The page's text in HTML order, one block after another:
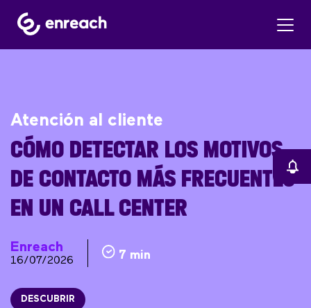
Atención al cliente
CÓMO DETECTAR LOS MOTIVOS
DE CONTACTO MÁS FRECUENTES
EN UN CALL CENTER
Enreach
16/07/2026 7 min
DESCUBRIR